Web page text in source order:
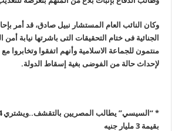
وكان النائب العام المستشار نبيل صادق، قد أمر
الجنائية فى ختام التحقيقات التى باشرتها نيابة أمن
منتمون للجماعة الاسلامية وأنهم اتفقوا
لإحداث حالة من الفوضى بغية إسقاط الدولة.
*
“
بقيمة 3 مليار جنيه